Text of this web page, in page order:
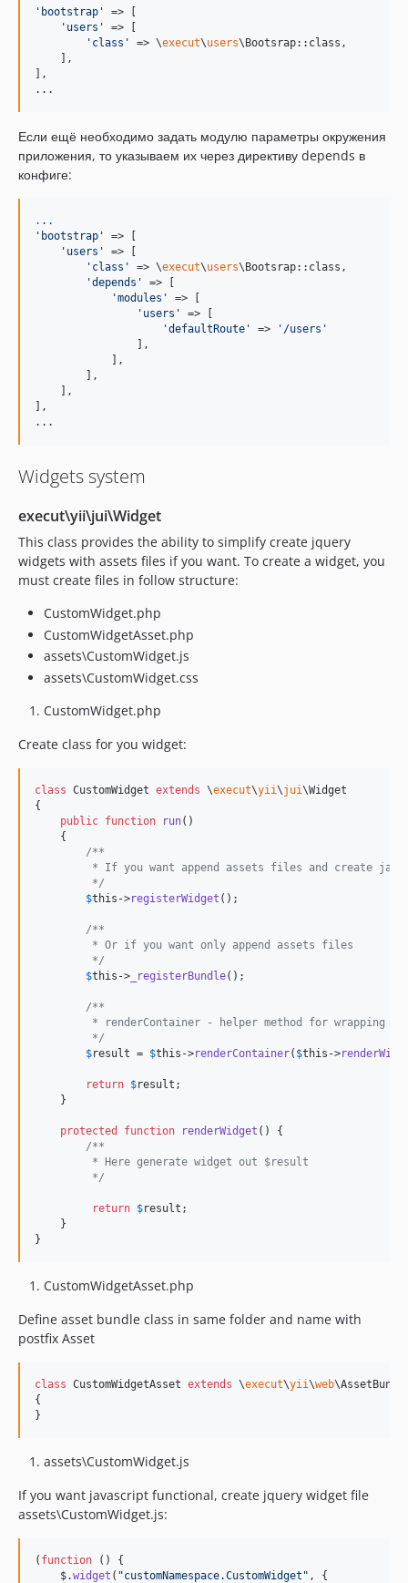
' bootstrap '
=> [
' users '
=> [
' class ' => \execut\users\Bootsrap::class,
    ],
],
...
Если ещё необходимо задать модулю параметры окружения
приложения, то указываем их через директиву depends в
конфиге:
. . .
' bootstrap '
=> [
' users '
=> [
' class ' => \execut\users\Bootsrap::class,
'depends '
=> [
'modules '
=> [
' users '
=> [
'defaultRoute ' => ' /users '
                ],
            ],
        ],
    ],
],
...
Widgets system
execut\yii\jui\Widget
This class provides the ability to simplify create jquery
widgets with assets files if you want. To create a widget, you
must create files in follow structure:
CustomWidget.php
CustomWidgetAsset.php
assets\CustomWidget.js
assets\CustomWidget.css
CustomWidget.php
Create class for you widget:
class CustomWidget extends \execut\yii\jui\Widget
{
public function run()
    {
/**
* If you want append assets files and create
         */
$this ->registerWidget ();
/**
         * Or if you want only append assets files
         */
$this -> _registerBundle();
/**
* renderContainer - helper method for wrapping
         */
$result = $this ->renderContainer( $this ->
return $result ;
    }
protected function renderWidget () {
/**
         * Here generate widget out $result
         */
return $result ;
    }
}
CustomWidgetAsset.php
Define asset bundle class in same folder and name with
postfix Asset
class CustomWidgetAsset extends \execut\yii\web
{
}
assets\CustomWidget.js
If you want javascript functional, create jquery widget file
assets\CustomWidget.js:
( function ( )
{
$.widget ( "customNamespace.CustomWidget" ,
{